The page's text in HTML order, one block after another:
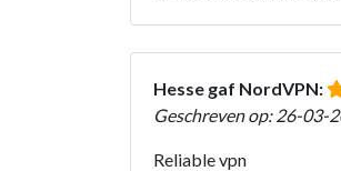
Hesse gaf NordVPN:
Geschreven op: 26-03-
Reliable vpn